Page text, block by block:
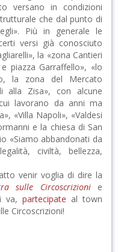
versano in condizioni
che dal punto di
Più in generale le
versi già conosciuto
la «zona Cantieri
piazza Garraffello», «lo
la zona del Mercato
alla Zisa», con alcune
lavorano da anni ma
«Villa Napoli», «Valdesi
e la chiesa di San
«Siamo abbandonati da
civiltà, bellezza,
venir voglia di dire la
sulle Circoscrizionie
va, partecipate al town
Circoscrizioni!